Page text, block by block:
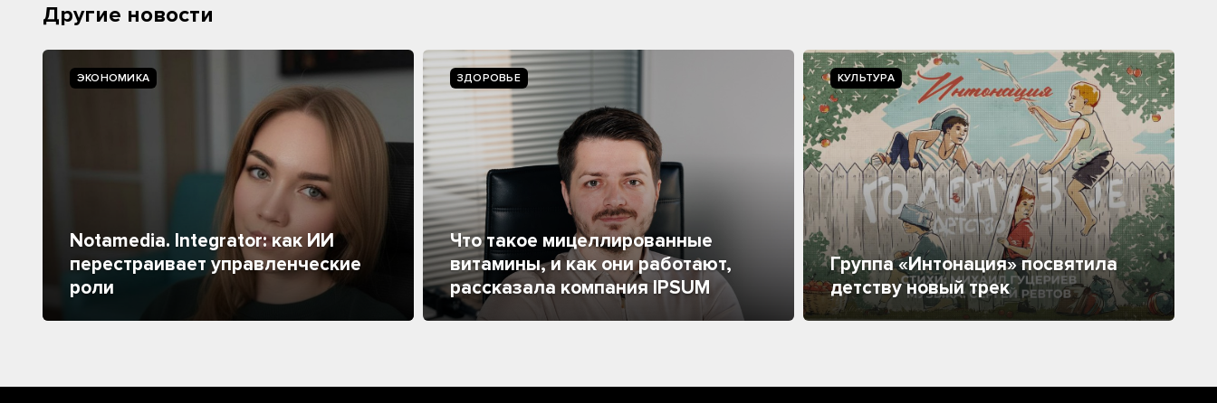
Другие новости
ЭКОНОМИКА
Notamedia. Integrator: как ИИ
перестраивает управленческие
роли
ЗДОРОВЬЕ
Что такое мицеллированные
витамины, и как они работают,
рассказала компания IPSUM
КУЛЬТУРА
Группа «Интонация» посвятила
детству новый трек